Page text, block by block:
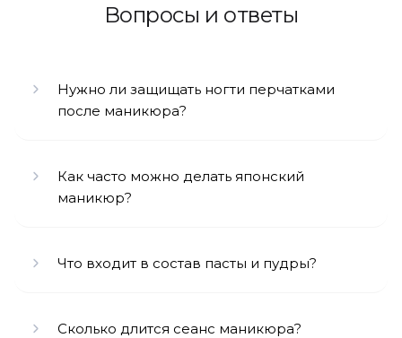
Вопросы и ответы
Нужно ли защищать ногти перчатками
после маникюра?
Как часто можно делать японский
маникюр?
Что входит в состав пасты и пудры?
Сколько длится сеанс маникюра?